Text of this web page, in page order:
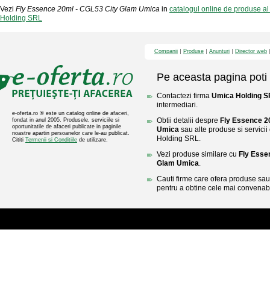
Vezi Fly Essence 20ml - CGL53 City Glam Umica in catalogul online de produse
Holding SRL
e-oferta.ro ® este un catalog online de afaceri,
fondat in anul 2005. Produsele, serviciile si
oportunitatile de afaceri publicate in paginile
noastre apartin persoanelor care le-au publicat.
Cititi Termenii si Conditiile de utilizare.
Companii Produse Anunturi Director web
Pe aceasta pagina poti
Contactezi firma Umica Holding
intermediari.
Obtii detalii despre Fly Essence
Umica sau alte produse si
Holding SRL.
Vezi produse similare cu Fly
Glam Umica.
Cauti firme care ofera produse
pentru a obtine cele mai